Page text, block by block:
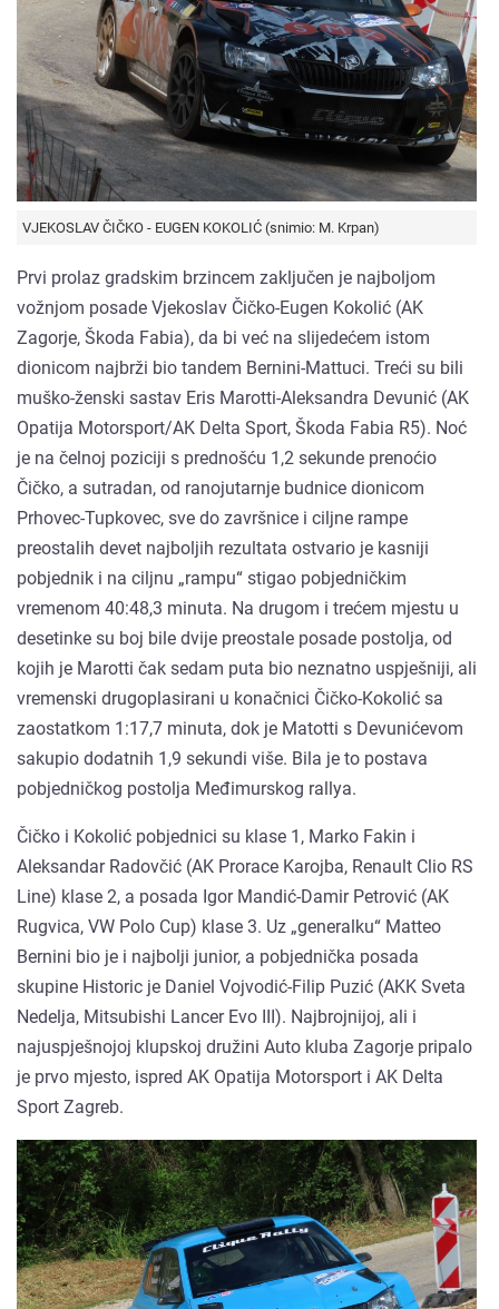
VJEKOSLAV ČIČKO - EUGEN KOKOLIĆ (snimio: M. Krpan)
Prvi prolaz gradskim brzincem zaključen je najboljom
vožnjom posade Vjekoslav Čičko-Eugen Kokolić (AK
Zagorje, Škoda Fabia), da bi već na slijedećem istom
dionicom najbrži bio tandem Bernini-Mattuci. Treći su bili
muško-ženski sastav Eris Marotti-Aleksandra Devunić (AK
Opatija Motorsport/AK Delta Sport, Škoda Fabia R5). Noć
je na čelnoj poziciji s prednošću 1,2 sekunde prenoćio
Čičko, a sutradan, od ranojutarnje budnice dionicom
Prhovec-Tupkovec, sve do završnice i ciljne rampe
preostalih devet najboljih rezultata ostvario je kasniji
pobjednik i na ciljnu „rampu“ stigao pobjedničkim
vremenom 40:48,3 minuta. Na drugom i trećem mjestu u
desetinke su boj bile dvije preostale posade postolja, od
kojih je Marotti čak sedam puta bio neznatno uspješniji, ali
vremenski drugoplasirani u konačnici Čičko-Kokolić sa
zaostatkom 1:17,7 minuta, dok je Matotti s Devunićevom
sakupio dodatnih 1,9 sekundi više. Bila je to postava
pobjedničkog postolja Međimurskog rallya.
Čičko i Kokolić pobjednici su klase 1, Marko Fakin i
Aleksandar Radovčić (AK Prorace Karojba, Renault Clio RS
Line) klase 2, a posada Igor Mandić-Damir Petrović (AK
Rugvica, VW Polo Cup) klase 3. Uz „generalku“ Matteo
Bernini bio je i najbolji junior, a pobjednička posada
skupine Historic je Daniel Vojvodić-Filip Puzić (AKK Sveta
Nedelja, Mitsubishi Lancer Evo III). Najbrojnijoj, ali i
najuspješnojoj klupskoj družini Auto kluba Zagorje pripalo
je prvo mjesto, ispred AK Opatija Motorsport i AK Delta
Sport Zagreb.